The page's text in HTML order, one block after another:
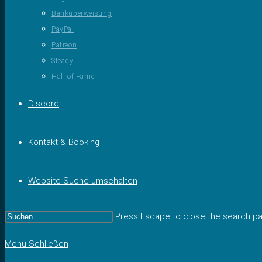
Banküberweisung
PayPal
Patreon
Steady
Hall of Fame
Discord
Kontakt & Booking
Website-Suche umschalten
Press Escape to close the search
Menü Schließen